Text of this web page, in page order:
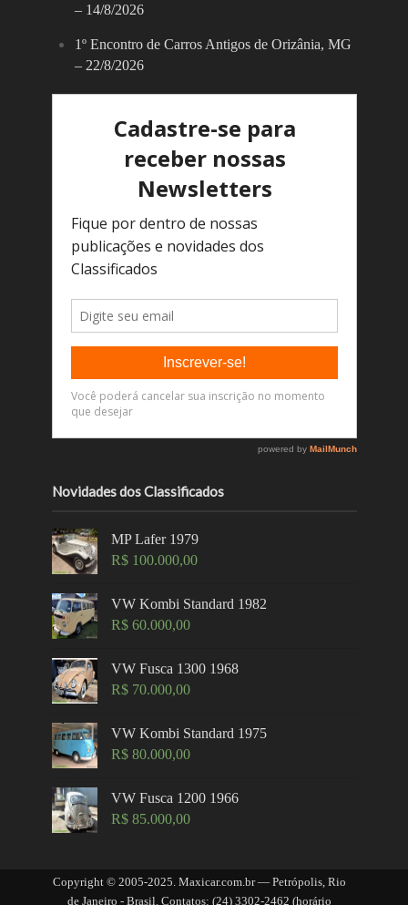
– 14/8/2026
1º Encontro de Carros Antigos de Orizânia, MG
– 22/8/2026
Novidades dos Classificados
MP Lafer 1979
R$100.000,00
VW Kombi Standard 1982
R$60.000,00
VW Fusca 1300 1968
R$70.000,00
VW Kombi Standard 1975
R$80.000,00
VW Fusca 1200 1966
R$85.000,00
Copyright © 2005-2025. Maxicar.com.br — Petrópolis, Rio
de Janeiro - Brasil. Contatos: (24) 3302-2462 (horário